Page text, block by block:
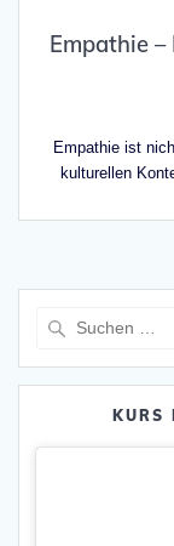
Empathie
Empathie ist
kulturellen
KURS